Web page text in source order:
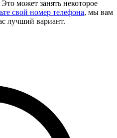
может занять некоторое
свой номер телефона, мы вам
лучший вариант.